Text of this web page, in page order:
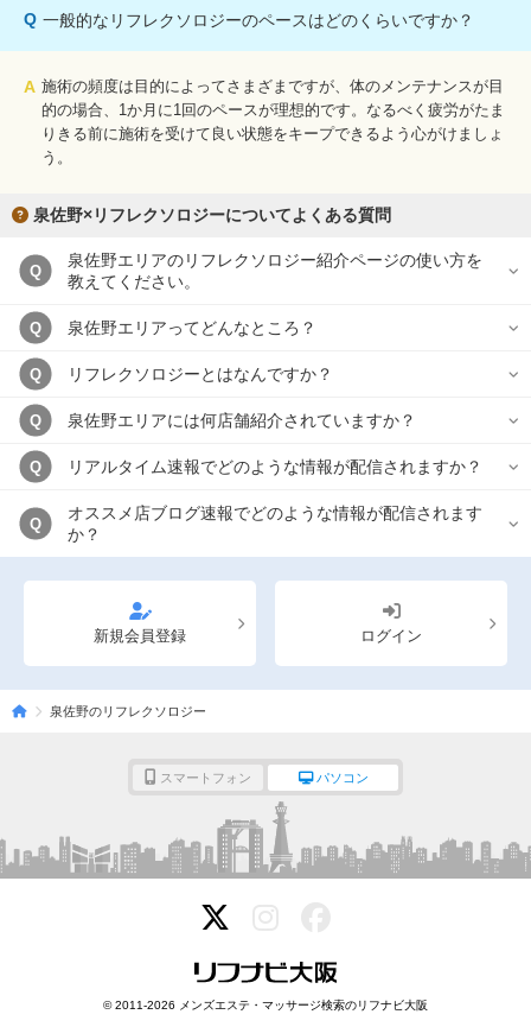
Q 一般的なリフレクソロジーのペースはどのくらいですか？
A 施術の頻度は目的によってさまざまですが、体のメンテナンスが目
的の場合、1か月に1回のペースが理想的です。なるべく疲労がたま
りきる前に施術を受けて良い状態をキープできるよう心がけましょ
う。
泉佐野×リフレクソロジーについてよくある質問
Q
泉佐野エリアのリフレクソロジー紹介ページの使い方を
教えてください。
Q 泉佐野エリアってどんなところ？
Q リフレクソロジーとはなんですか？
Q 泉佐野エリアには何店舗紹介されていますか？
Q リアルタイム速報でどのような情報が配信されますか？
Q
オススメ店ブログ速報でどのような情報が配信されます
か？
新規会員登録 ログイン
泉佐野のリフレクソロジー
スマートフォン パソコン
© 2011-2026 メンズエステ・マッサージ検索のリフナビ大阪